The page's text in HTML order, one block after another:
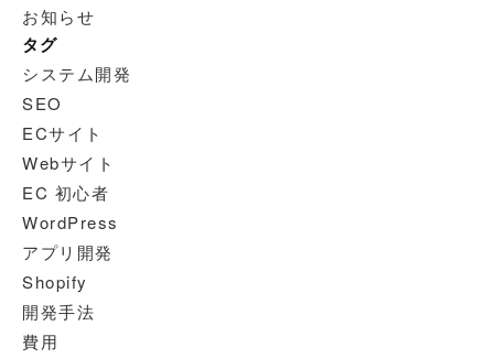
お知らせ
タグ
システム開発
SEO
ECサイト
Webサイト
EC 初心者
WordPress
アプリ開発
Shopify
開発手法
費用